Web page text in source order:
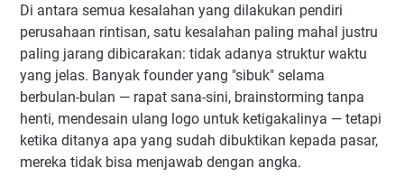
Minggu 5–6 — Hari 31 hingga 45: Membangun MVP yang
Tepat Sasaran
Minggu 7–8 — Hari 46 hingga 60: Uji, Perbaiki, Ulangi
BULAN 2 (Hari 31–60): Dari Hipotesis ke Produk Nyata
Minggu 5–6 — Hari 31 hingga 45: Membangun MVP yang
Minggu 7–8 — Hari 46 hingga 60: Uji, Perbaiki, Ulangi
Di antara semua kesalahan yang dilakukan pendiri
perusahaan rintisan, satu kesalahan paling mahal justru
paling jarang dibicarakan: tidak adanya struktur waktu
yang jelas. Banyak founder yang "sibuk" selama
berbulan-bulan — rapat sana-sini, brainstorming tanpa
henti, mendesain ulang logo untuk ketigakalinya — tetapi
ketika ditanya apa yang sudah dibuktikan kepada pasar,
mereka tidak bisa menjawab dengan angka.